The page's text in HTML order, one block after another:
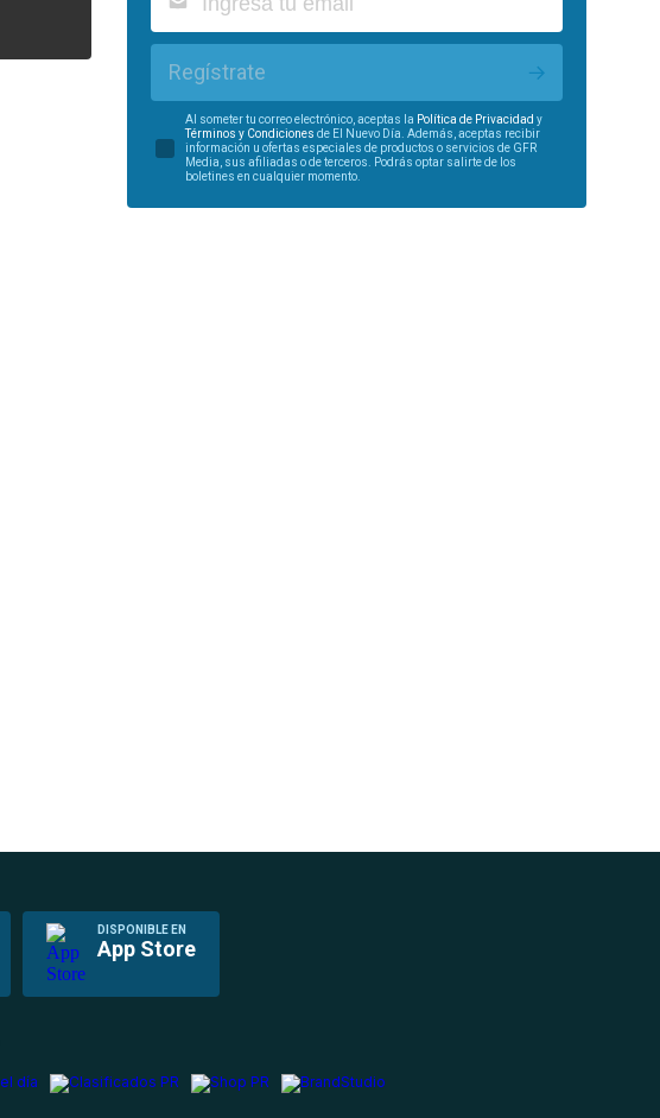
Regístrate
Al someter tu correo electrónico, aceptas la Política de Privacidad y
Términos y Condiciones de El Nuevo Día. Además, aceptas recibir
información u ofertas especiales de productos o servicios de GFR
Media, sus afiliadas o de terceros. Podrás optar salirte de los
boletines en cualquier momento.
DISPONIBLE EN
App Store